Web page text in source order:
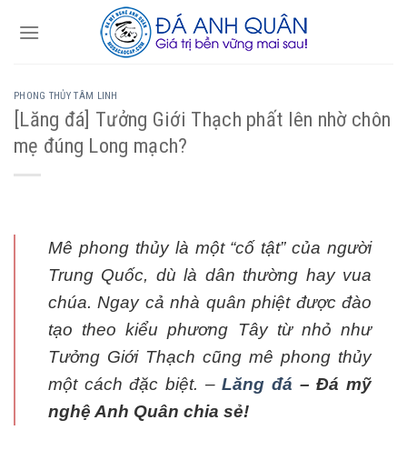
PHONG THỦY TÂM LINH
[Lăng đá] Tưởng Giới Thạch phất lên nhờ chôn
mẹ đúng Long mạch?
Mê phong thủy là một “cố tật” của người
Trung Quốc, dù là dân thường hay vua
chúa. Ngay cả nhà quân phiệt được đào
tạo theo kiểu phương Tây từ nhỏ như
Tưởng Giới Thạch cũng mê phong thủy
một cách đặc biệt. –Lăng đá – Đá mỹ
nghệ Anh Quân chia sẻ!